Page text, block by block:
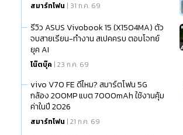
สมาร์ทโฟน | 31 ก.ค. 69
รีวิว ASUS Vivobook 15 (X1504MA) ตัว
จบสายเรียน-ทำงาน สเปคครบ ตอบโจทย์
ยุค AI
โน๊ตบุ๊ค | 23 ก.ค. 69
vivo V70 FE ดีไหม? สมาร์ตโฟน 5G
กล้อง 200MP แบต 7000mAh ใช้งานคุ้ม
ค่าในปี 2026
สมาร์ทโฟน | 21 ก.ค. 69